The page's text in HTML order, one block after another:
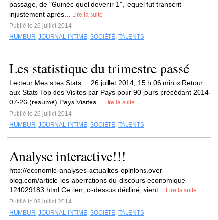
passage, de "Guinée quel devenir 1", lequel fut transcrit,
injustement après...
Lire la suite
Publié le 26 juillet 2014
HUMEUR, JOURNAL INTIME, SOCIÉTÉ, TALENTS
Les statistique du trimestre passé
Lecteur Mes sites Stats 26 juillet 2014, 15 h 06 min « Retour
aux Stats Top des Visites par Pays pour 90 jours précédant 2014-
07-26 (résumé) Pays Visites...
Lire la suite
Publié le 26 juillet 2014
HUMEUR, JOURNAL INTIME, SOCIÉTÉ, TALENTS
Analyse interactive!!!
http://economie-analyses-actualites-opinions.over-
blog.com/article-les-aberrations-du-discours-economique-
124029183.html Ce lien, ci-dessus décliné, vient...
Lire la suite
Publié le 03 juillet 2014
HUMEUR, JOURNAL INTIME, SOCIÉTÉ, TALENTS